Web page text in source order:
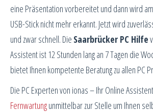
eine Präsentation vorbereitet und dann wird
USB-Stick nicht mehr erkannt. Jetzt wird
und zwar schnell. Die Saarbrücker PC Hilfe
Assistent ist 12 Stunden lang an 7 Tagen die
bietet Ihnen kompetente Beratung zu allen PC
Die PC Experten von ionas – Ihr Online
Fernwartungunmittelbar zur Stelle um Ihnen